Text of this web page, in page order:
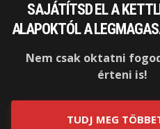
SAJÁTÍTSD EL A
ALAPOKTÓL A
Nem csak oktatni
érteni is!
TUDJ MEG